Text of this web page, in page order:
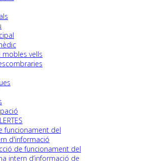
mobles vells
funcionament del
d'informació
de funcionament del
intern d’informació de